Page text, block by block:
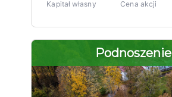
Kapitał własny Cena akcji
Podnoszenie